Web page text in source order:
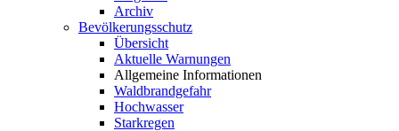
Archiv
Bevölkerungsschutz
Übersicht
Aktuelle Warnungen
Allgemeine Informationen
Waldbrandgefahr
Hochwasser
Starkregen